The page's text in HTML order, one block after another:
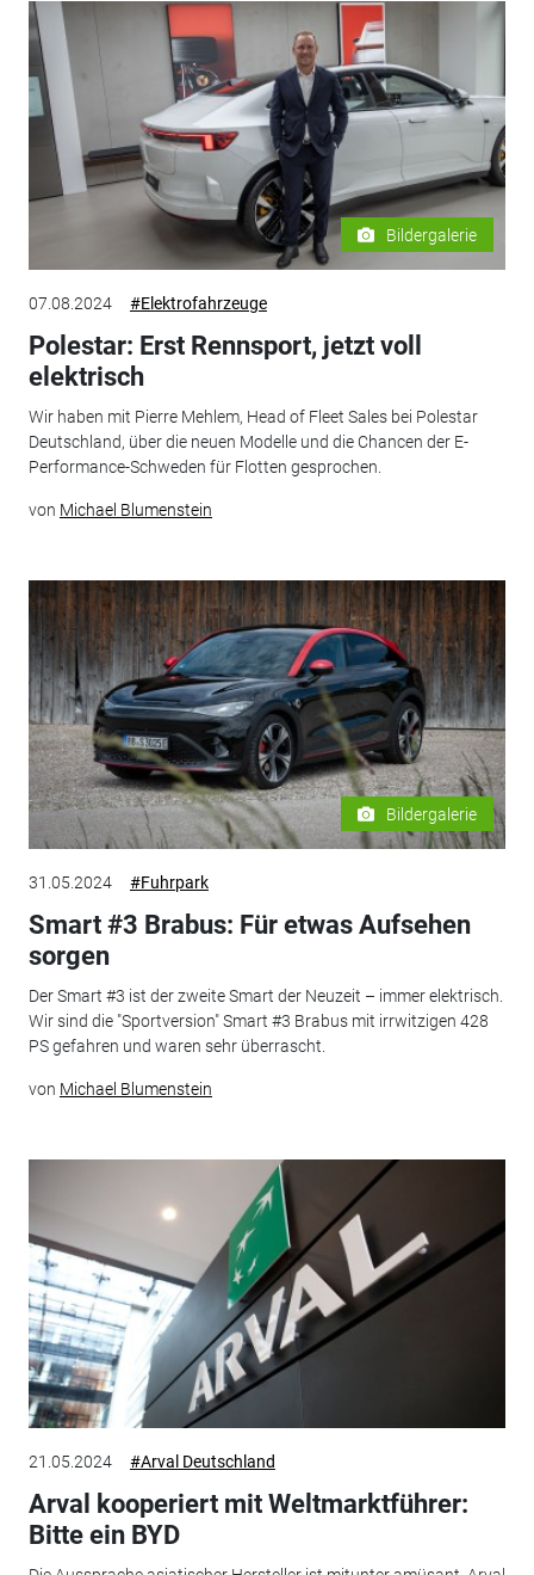
Bildergalerie
07.08.2024 #Elektrofahrzeuge
Polestar: Erst Rennsport, jetzt voll
elektrisch
Wir haben mit Pierre Mehlem, Head of Fleet Sales bei Polestar
Deutschland, über die neuen Modelle und die Chancen der E-
Performance-Schweden für Flotten gesprochen.
von Michael Blumenstein
Bildergalerie
31.05.2024 #Fuhrpark
Smart #3 Brabus: Für etwas Aufsehen
sorgen
Der Smart #3 ist der zweite Smart der Neuzeit – immer elektrisch.
Wir sind die "Sportversion" Smart #3 Brabus mit irrwitzigen 428
PS gefahren und waren sehr überrascht.
von Michael Blumenstein
21.05.2024 #Arval Deutschland
Arval kooperiert mit Weltmarktführer:
Bitte ein BYD